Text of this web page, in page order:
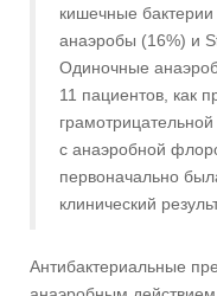
кишечные
анаэробы (16%) и
Одиночные
11 пациентов, как
с анаэробной
первоначально
клинический
Антибактериальные